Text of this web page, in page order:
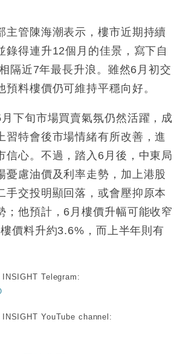
月零售額連升14個月 珠寶鐘錶銷售升勢
啟最多10億美元回購 派息比率目標維持
傳最快8月中招股 估值料降至400億美
推飛行套票 兩程低至448元加2元
主管陳海潮表示，樓市近期持續
錄得連升12個月的佳景，寫下自
隔近7年最長升浪。雖然6月初交
預料樓價仍可維持平穩向好。
下旬市場買賣氣氛仍然活躍，成
習特會後市場情緒有所改善，進
信心。不過，踏入6月後，中東局
憂慮油價及利率走勢，加上港股
手交投明顯回落，或會壓抑原本
；他預計，6月樓價升幅可能收窄
價料升約3.6%，而上半年則有
Telegram:
YouTube channel: